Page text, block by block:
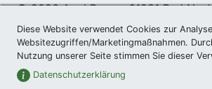
© 2026 Agel Rosen, 61231 Bad
exklusives Präsent *|Agel Rosen
Datenschutzerklärung|Impressum|
Newsletter
Diese Website verwendet Cookies zur
Websitezugriffen/Marketingmaßnahmen.
Nutzung unserer Seite stimmen Sie dieser
Datenschutzerklärung